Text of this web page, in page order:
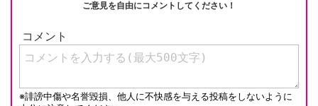
ご意見を自由にコメントしてください！